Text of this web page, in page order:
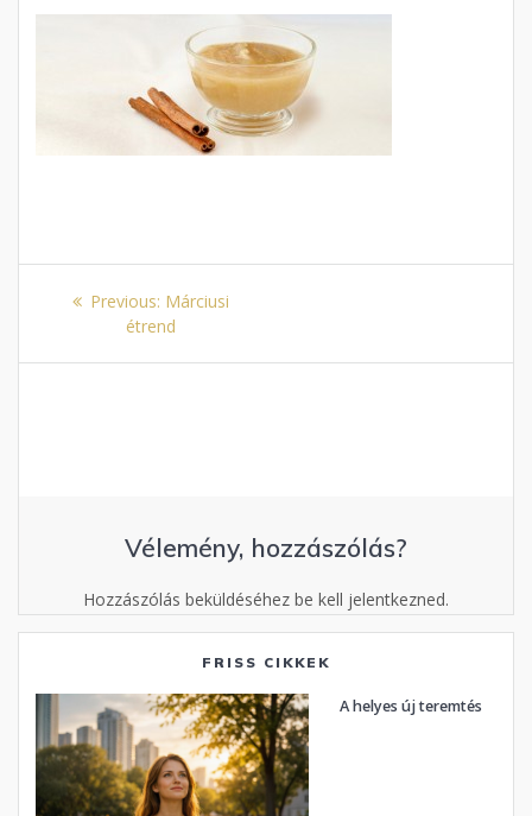
Bejegyzés
navigáció
Previous: Previous
post:
Márciusi
étrend
Vélemény, hozzászólás?
Hozzászólás beküldéséhez be kell jelentkezned.
FRISS CIKKEK
A helyes új teremtés